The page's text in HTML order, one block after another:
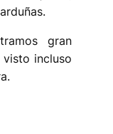
gran
visto incluso